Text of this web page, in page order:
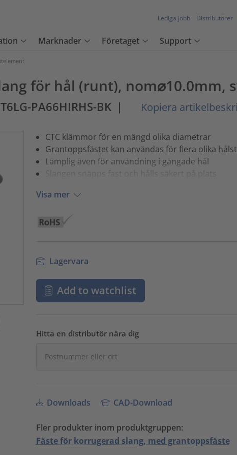
Lediga jobb Distributörer
Marknader Företaget Support
för hål (runt), nom⌀10.0mm,
PA66HIRHS-BK | Kopiera
CTC klämmor för en mängd olika diametrar
Grantoppsfästet kan användas för flera olika
Lämplig även för användning i gängade hål
Slangen snäpps fast och hålls säkert på plats
Visa mer
Lagervara
Add to watchlist
Hitta en distributör nära dig
Downloads CAD-Download
Fler produkter inom produktgruppen:
Fäste för korrugerad slang, med grantoppsfäste